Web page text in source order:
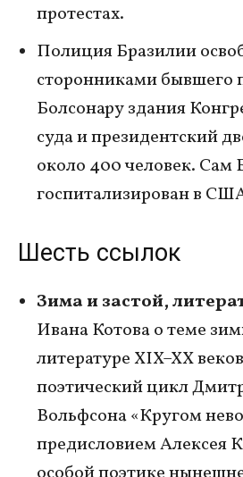
протестах.
Полиция Бразилии
сторонниками бывшего
Болсонару здания
суда и президентский
около 400 человек. Сам
госпитализирован в
Шесть ссылок
Зима и застой,
Ивана Котова о теме
литературе XIX–XX
поэтический цикл
Вольфсона «Кругом
предисловием Алексея